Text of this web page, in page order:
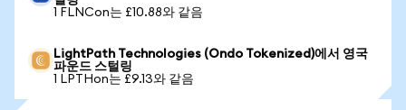
1 FLNCon는 £10.88와 같음
LightPath Technologies (Ondo Tokenized)에서 영국
파운드 스털링
1 LPTHon는 £9.13와 같음